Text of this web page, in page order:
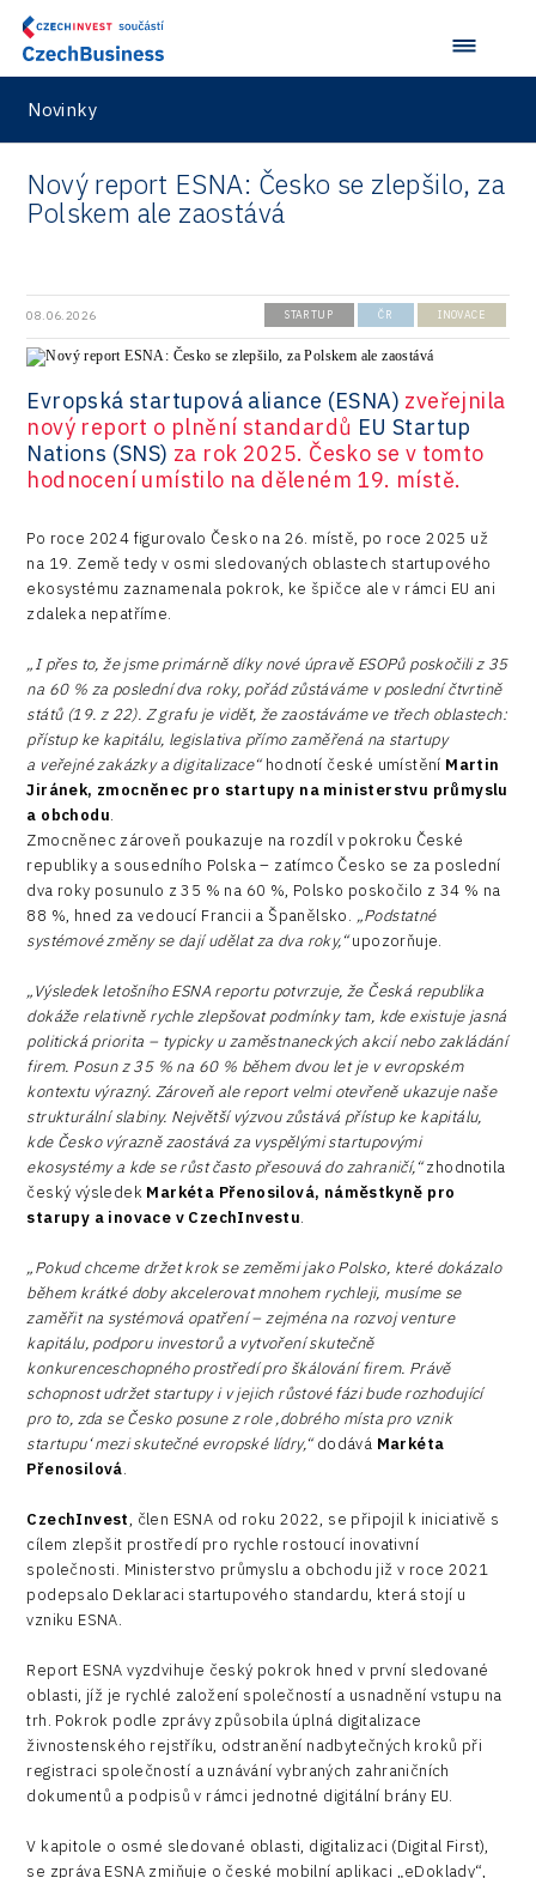
Novinky
Nový report ESNA: Česko se zlepšilo, za
Polskem ale zaostává
08.06.2026 STARTUP ČR INOVACE
Evropská startupová aliance (ESNA) zveřejnila
nový report o plnění standardů EU Startup
Nations (SNS) za rok 2025. Česko se v tomto
hodnocení umístilo na děleném 19. místě.
Po roce 2024 figurovalo Česko na 26. místě, po roce 2025 už
na 19. Země tedy v osmi sledovaných oblastech startupového
ekosystému zaznamenala pokrok, ke špičce ale v rámci EU ani
zdaleka nepatříme.
„I přes to, že jsme primárně díky nové úpravě ESOPů poskočili z 35
na 60 % za poslední dva roky, pořád zůstáváme v poslední čtvrtině
států (19. z 22). Z grafu je vidět, že zaostáváme ve třech oblastech:
přístup ke kapitálu, legislativa přímo zaměřená na startupy
a veřejné zakázky a digitalizace“hodnotí české umístění Martin
Jiránek, zmocněnec pro startupy na ministerstvu průmyslu
a obchodu.
Zmocněnec zároveň poukazuje na rozdíl v pokroku České
republiky a sousedního Polska – zatímco Česko se za poslední
dva roky posunulo z 35 % na 60 %, Polsko poskočilo z 34 % na
88 %, hned za vedoucí Francii a Španělsko. „Podstatné
systémové změny se dají udělat za dva roky,“upozorňuje.
„Výsledek letošního ESNA reportu potvrzuje, že Česká republika
dokáže relativně rychle zlepšovat podmínky tam, kde existuje jasná
politická priorita – typicky u zaměstnaneckých akcií nebo zakládání
firem. Posun z 35 % na 60 % během dvou let je v evropském
kontextu výrazný. Zároveň ale report velmi otevřeně ukazuje naše
strukturální slabiny. Největší výzvou zůstává přístup ke kapitálu,
kde Česko výrazně zaostává za vyspělými startupovými
ekosystémy a kde se růst často přesouvá do zahraničí,“zhodnotila
český výsledek Markéta Přenosilová, náměstkyně pro
starupy a inovace v CzechInvestu.
„Pokud chceme držet krok se zeměmi jako Polsko, které dokázalo
během krátké doby akcelerovat mnohem rychleji, musíme se
zaměřit na systémová opatření – zejména na rozvoj venture
kapitálu, podporu investorů a vytvoření skutečně
konkurenceschopného prostředí pro škálování firem. Právě
schopnost udržet startupy i v jejich růstové fázi bude rozhodující
pro to, zda se Česko posune z role ‚dobrého místa pro vznik
startupu‘ mezi skutečné evropské lídry,“dodává Markéta
Přenosilová.
CzechInvest, člen ESNA od roku 2022, se připojil k iniciativě s
cílem zlepšit prostředí pro rychle rostoucí inovativní
společnosti. Ministerstvo průmyslu a obchodu již v roce 2021
podepsalo Deklaraci startupového standardu, která stojí u
vzniku ESNA.
Report ESNA vyzdvihuje český pokrok hned v první sledované
oblasti, jíž je rychlé založení společností a usnadnění vstupu na
trh. Pokrok podle zprávy způsobila úplná digitalizace
živnostenského rejstříku, odstranění nadbytečných kroků při
registraci společností a uznávání vybraných zahraničních
dokumentů a podpisů v rámci jednotné digitální brány EU.
V kapitole o osmé sledované oblasti, digitalizaci (Digital First),
se zpráva ESNA zmiňuje o české mobilní aplikaci „eDoklady“,